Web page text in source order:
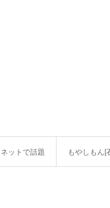
ネットで話題 もやしもん[